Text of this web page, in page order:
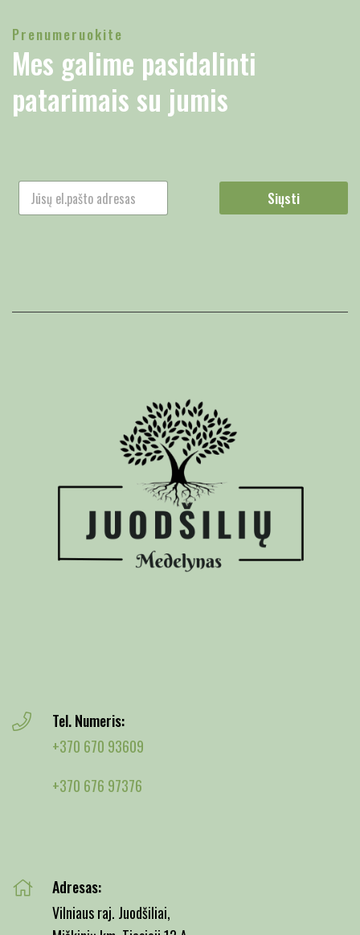
Prenumeruokite
Mes galime pasidalinti
patarimais su jumis
Siųsti
Tel. Numeris:
+370 670 93609
+370 676 97376
Adresas:
Vilniaus raj. Juodšiliai,